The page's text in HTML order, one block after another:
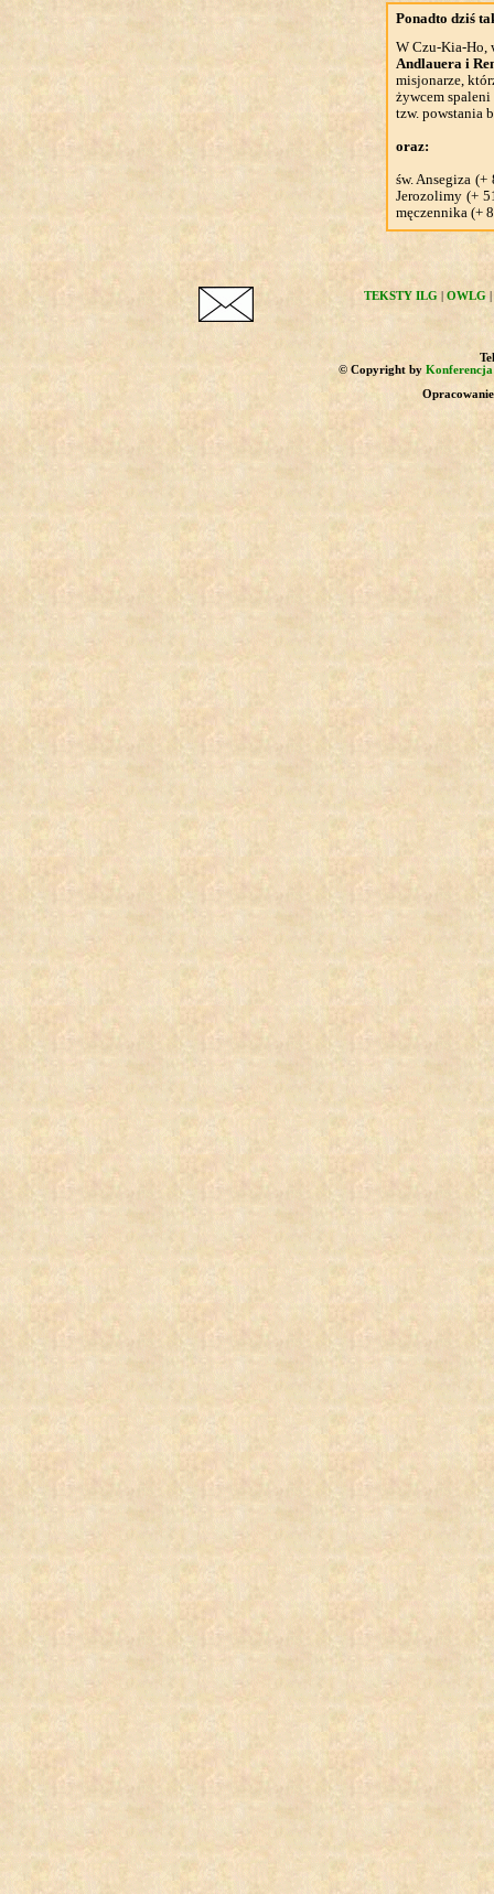
Ponadto dziś
W Czu-Kia-Ho,
Andlauera i
misjonarze,
żywcem
tzw. powstania
oraz:
św. Ansegiza
Jerozolimy (+
męczennika (+
TEKSTY ILG| OWLG|
© Copyright by Konferencja